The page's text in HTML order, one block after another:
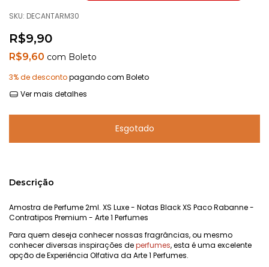
SKU: DECANTARM30
R$9,90
R$9,60 com Boleto
3% de descontopagando com Boleto
Ver mais detalhes
Descrição
Amostra de Perfume 2ml. XS Luxe - Notas Black XS Paco Rabanne -
Contratipos Premium - Arte 1 Perfumes
Para quem deseja conhecer nossas fragrâncias, ou mesmo
conhecer diversas inspirações deperfumes, esta é uma excelente
opção de Experiência Olfativa da Arte 1 Perfumes.